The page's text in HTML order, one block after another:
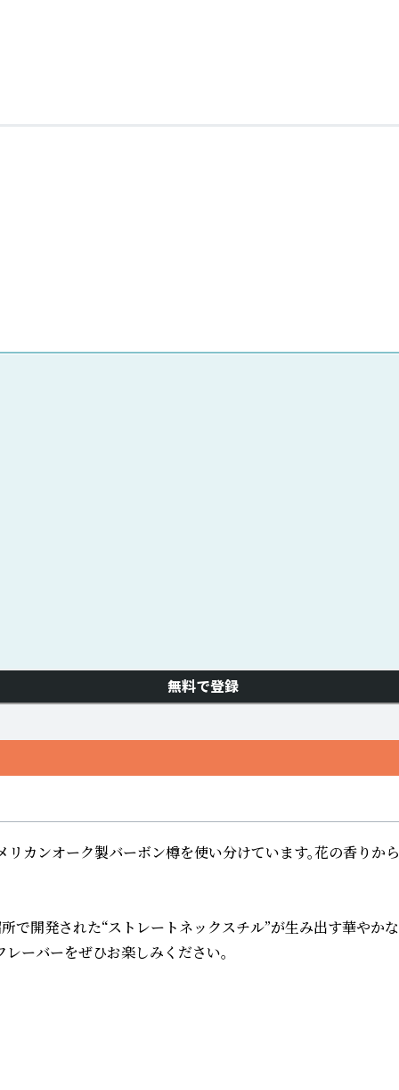
無料で登録
オーク製バーボン樽を使い分けています。花の香り
発された“ストレートネックスチル”が生み出す華や
ーバーをぜひお楽しみください。